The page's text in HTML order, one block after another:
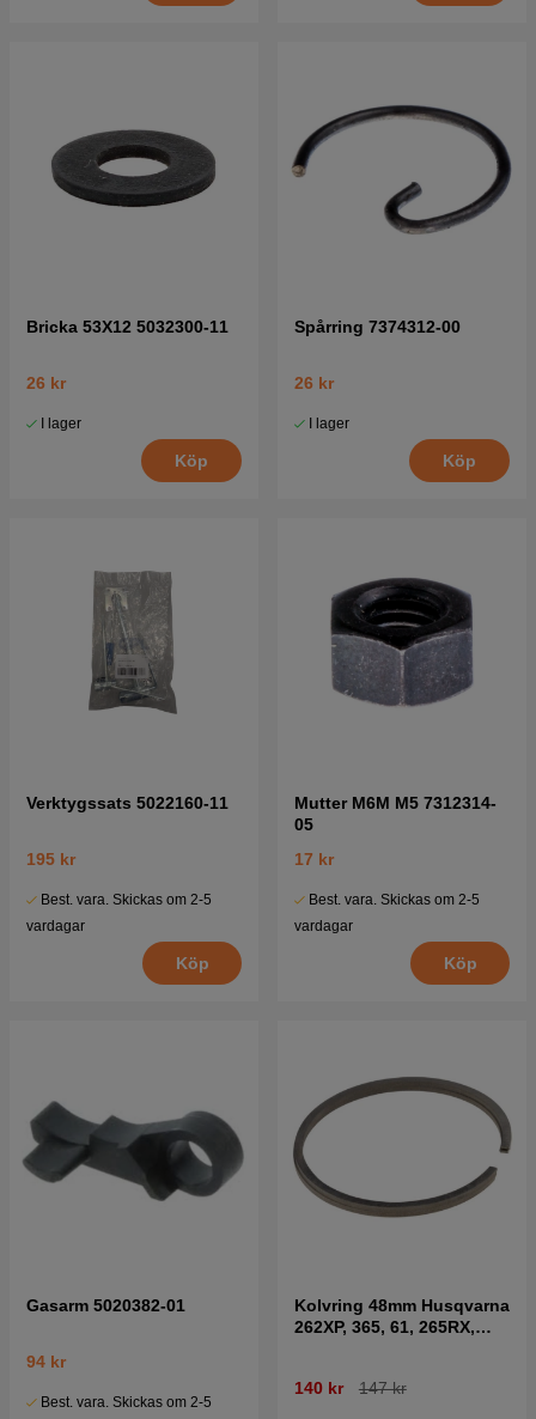
Bricka 53X12 5032300-11
26 kr
I lager
Köp
Spårring 7374312-00
26 kr
I lager
Köp
Verktygssats 5022160-11
195 kr
Best. vara. Skickas om 2-5
vardagar
Köp
Mutter M6M M5 7312314-
05
17 kr
Best. vara. Skickas om 2-5
vardagar
Köp
Gasarm 5020382-01
94 kr
Best. vara. Skickas om 2-5
Kolvring 48mm Husqvarna
262XP, 365, 61, 265RX,
140 kr 147 kr